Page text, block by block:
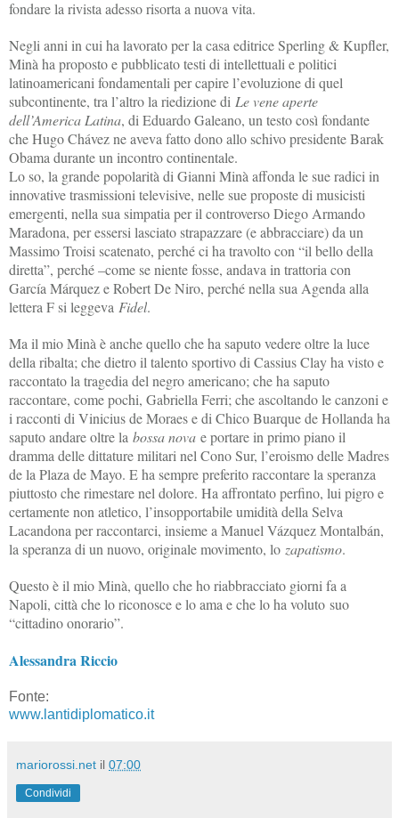
fondare la rivista adesso risorta a nuova vita.
Negli anni in cui ha lavorato per la casa editrice Sperling & Kupfler,
Minà ha proposto e pubblicato testi di intellettuali e politici
latinoamericani fondamentali per capire l’evoluzione di quel
subcontinente, tra l’altro la riedizione di Le vene aperte
dell’America Latina, di Eduardo Galeano, un testo così fondante
che Hugo Chávez ne aveva fatto dono allo schivo presidente Barak
Obama durante un incontro continentale.
Lo so, la grande popolarità di Gianni Minà affonda le sue radici in
innovative trasmissioni televisive, nelle sue proposte di musicisti
emergenti, nella sua simpatia per il controverso Diego Armando
Maradona, per essersi lasciato strapazzare (e abbracciare) da un
Massimo Troisi scatenato, perché ci ha travolto con “il bello della
diretta”, perché –come se niente fosse, andava in trattoria con
García Márquez e Robert De Niro, perché nella sua Agenda alla
lettera F si leggeva Fidel.
Ma il mio Minà è anche quello che ha saputo vedere oltre la luce
della ribalta; che dietro il talento sportivo di Cassius Clay ha visto e
raccontato la tragedia del negro americano; che ha saputo
raccontare, come pochi, Gabriella Ferri; che ascoltando le canzoni e
i racconti di Vinicius de Moraes e di Chico Buarque de Hollanda ha
saputo andare oltre la bossa nova e portare in primo piano il
dramma delle dittature militari nel Cono Sur, l’eroismo delle Madres
de la Plaza de Mayo. E ha sempre preferito raccontare la speranza
piuttosto che rimestare nel dolore. Ha affrontato perfino, lui pigro e
certamente non atletico, l’insopportabile umidità della Selva
Lacandona per raccontarci, insieme a Manuel Vázquez Montalbán,
la speranza di un nuovo, originale movimento, lo zapatismo.
Questo è il mio Minà, quello che ho riabbracciato giorni fa a
Napoli, città che lo riconosce e lo ama e che lo ha voluto suo
“cittadino onorario”.
Alessandra Riccio
Fonte:
www.lantidiplomatico.it
mariorossi.net il 07:00
Condividi